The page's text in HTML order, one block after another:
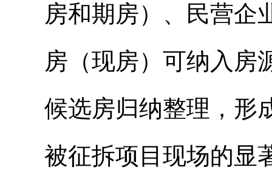
房和期房）、民营企
房（现房）可纳入房
候选房归纳整理，形
被征拆项目现场的显